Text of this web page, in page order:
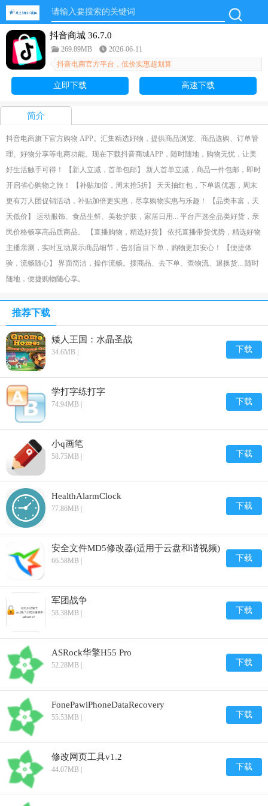
抖音商城 36.7.0
269.89MB
2026-06-11
抖音电商官方平台，低价实惠超划算
立即下载 高速下载
简介
抖音电商旗下官方购物 APP。汇集精选好物，提供商品浏览、商品选购、订单管
理、好物分享等电商功能。现在下载抖音商城APP，随时随地，购物无忧，让美
好生活触手可得！ 【新人立减，首单包邮】 新人首单立减，商品一件包邮，即时
开启省心购物之旅！ 【补贴加倍，周末抢5折】 天天抽红包，下单返优惠，周末
更有万人团促销活动，补贴加倍更实惠，尽享购物实惠与乐趣！ 【品类丰富，天
天低价】 运动服饰、食品生鲜、美妆护肤，家居日用... 平台严选全品类好货，亲
民价格畅享高品质商品。 【直播购物，精选好货】 依托直播带货优势，精选好物
主播亲测，实时互动展示商品细节，告别盲目下单，购物更加安心！ 【便捷体
验，流畅随心】 界面简洁，操作流畅。搜商品、去下单、查物流、退换货... 随时
随地，便捷购物随心享。
推荐下载
矮人王国：水晶圣战
34.6MB | 下载
学打字练打字
74.94MB | 下载
小q画笔
58.75MB | 下载
HealthAlarmClock
77.86MB | 下载
安全文件MD5修改器(适用于云盘和谐视频)
66.58MB | 下载
军团战争
58.38MB | 下载
ASRock华擎H55 Pro
52.28MB | 下载
FonePawiPhoneDataRecovery
55.53MB | 下载
修改网页工具v1.2
44.07MB | 下载